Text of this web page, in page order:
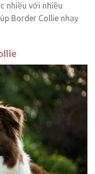
nhiều với nhiều
Border Collie nhạy